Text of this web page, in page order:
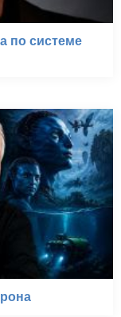
по системе